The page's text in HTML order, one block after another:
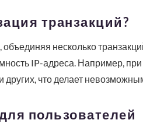
транзакций?
несколько
IP-адреса. Например, при
что делает
пользователей